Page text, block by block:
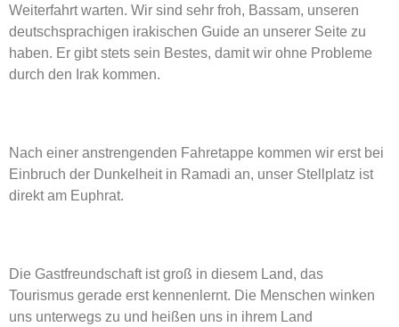
Weiterfahrt warten. Wir sind sehr froh, Bassam, unseren
deutschsprachigen irakischen Guide an unserer Seite zu
haben. Er gibt stets sein Bestes, damit wir ohne Probleme
durch den Irak kommen.
Nach einer anstrengenden Fahretappe kommen wir erst bei
Einbruch der Dunkelheit in Ramadi an, unser Stellplatz ist
direkt am Euphrat.
Die Gastfreundschaft ist groß in diesem Land, das
Tourismus gerade erst kennenlernt. Die Menschen winken
uns unterwegs zu und heißen uns in ihrem Land